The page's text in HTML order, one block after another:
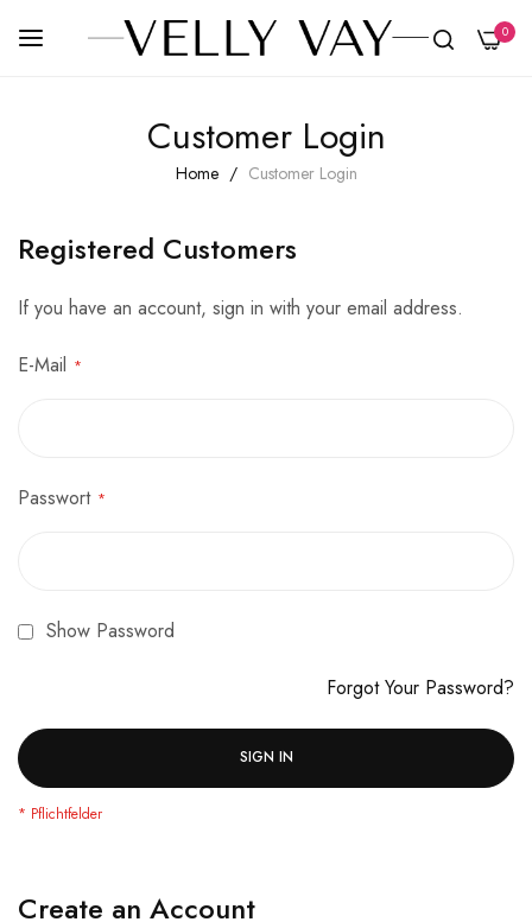
0
Customer Login
Home Customer Login
Registered Customers
If you have an account, sign in with your email address.
E-Mail
Passwort
Show Password
SIGN IN
Forgot Your Password?
Create an Account